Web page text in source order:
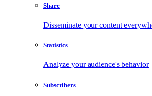
Share
Disseminate your content
Statistics
Analyze your audience's behavior
Subscribers